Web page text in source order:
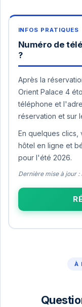
Numéro de
?
Après la
Orient Palace 4
téléphone et
réservation et sur
En quelques
hôtel en ligne et
pour l'été 2026.
Dernière mise à jour :
À